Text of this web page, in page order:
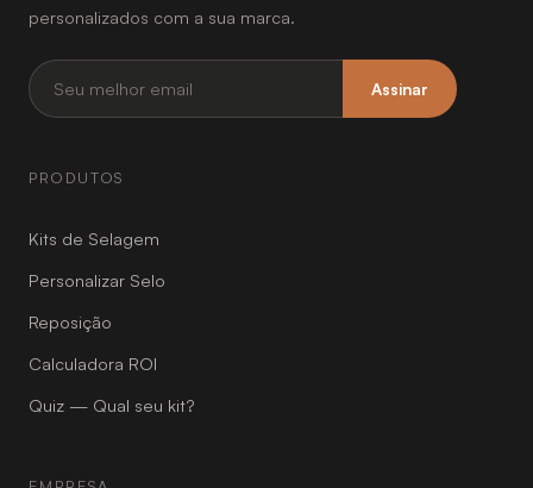
personalizados com a sua marca.
Assinar
PRODUTOS
Kits de Selagem
Personalizar Selo
Reposição
Calculadora ROI
Quiz — Qual seu kit?